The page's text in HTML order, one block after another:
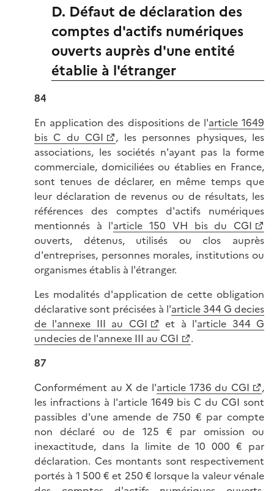
D. Défaut de déclaration des
comptes d'actifs numériques
ouverts auprès d'une entité
établie à l'étranger
84
En application des dispositions de l'article 1649
bis C du CGI
, les personnes physiques, les
associations, les sociétés n'ayant pas la forme
commerciale, domiciliées ou établies en France,
sont tenues de déclarer, en même temps que
leur déclaration de revenus ou de résultats, les
références des comptes d'actifs numériques
mentionnés à l'article 150 VH bis du CGI
ouverts, détenus, utilisés ou clos auprès
d'entreprises, personnes morales, institutions ou
organismes établis à l'étranger.
Les modalités d'application de cette obligation
déclarative sont précisées à l'article 344 G decies
de l'annexe III au CGI
et à l'article 344 G
undecies de l'annexe III au CGI
.
87
Conformément au X de l'article 1736 du CGI
,
les infractions à l'article 1649 bis C du CGI sont
passibles d'une amende de 750 € par compte
non déclaré ou de 125 € par omission ou
inexactitude, dans la limite de 10 000 € par
déclaration. Ces montants sont respectivement
portés à 1 500 € et 250 € lorsque la valeur vénale